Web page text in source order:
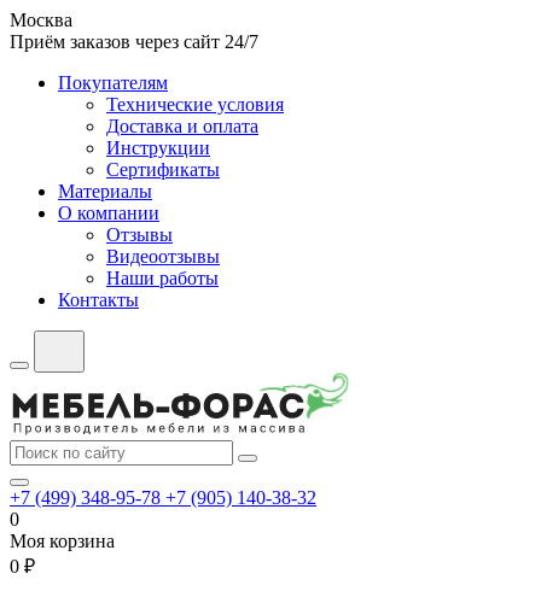
Москва
Приём заказов через сайт 24/7
Покупателям
Технические условия
Доставка и оплата
Инструкции
Сертификаты
Материалы
О компании
Отзывы
Видеоотзывы
Наши работы
Контакты
+7 (499) 348-95-78 +7 (905) 140-38-32
0
Моя корзина
0 ₽